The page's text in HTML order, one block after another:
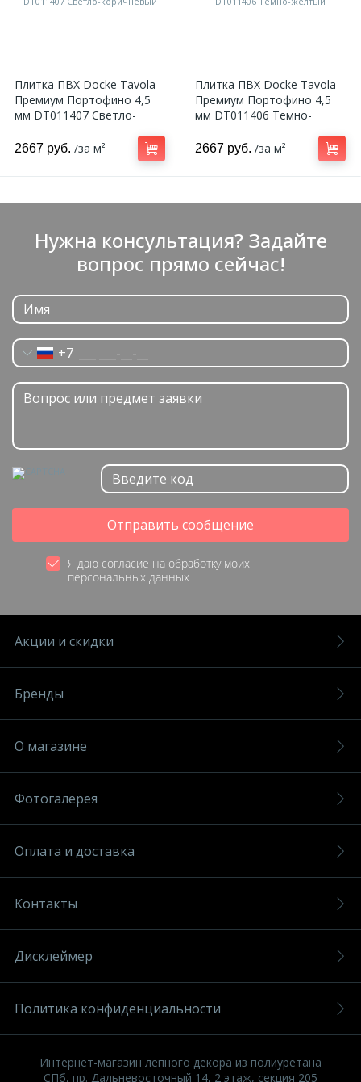
Плитка ПВХ Docke Tavola
Премиум Портофино 4,5
мм DT011407 Светло-
2667 руб. /за м²
Плитка ПВХ Docke Tavola
Премиум Портофино 4,5
мм DT011406 Темно-
2667 руб. /за м²
Нужна консультация? Задайте
вопрос прямо сейчас!
+7
Отправить сообщение
Я даю согласие на обработку моих
персональных данных
Акции и скидки
Бренды
О магазине
Фотогалерея
Оплата и доставка
Контакты
Дисклеймер
Политика конфиденциальности
Интернет-магазин лепного декора из полиуретана
СПб, пр. Дальневосточный 14, 2 этаж, секция 205